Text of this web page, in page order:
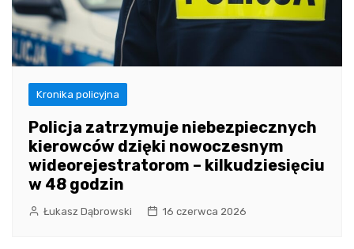
Kronika policyjna
Policja zatrzymuje niebezpiecznych
kierowców dzięki nowoczesnym
wideorejestratorom – kilkudziesięciu
w 48 godzin
Łukasz Dąbrowski 16 czerwca 2026